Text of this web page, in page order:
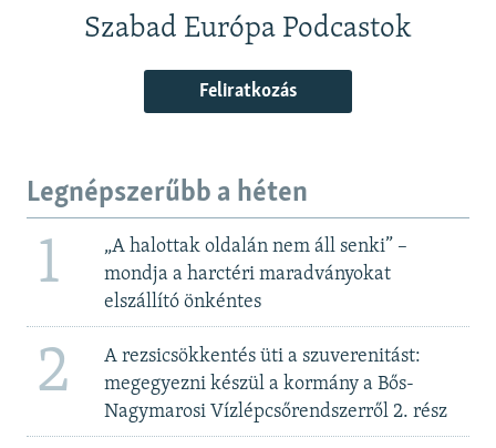
Szabad Európa Podcastok
Feliratkozás
Legnépszerűbb a héten
1
„A halottak oldalán nem áll senki” –
mondja a harctéri maradványokat
elszállító önkéntes
2
A rezsicsökkentés üti a szuverenitást:
megegyezni készül a kormány a Bős-
Nagymarosi Vízlépcsőrendszerről 2. rész